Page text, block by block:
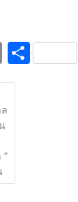
y
Li
n
k
e
C
o
y
n
k
S
”